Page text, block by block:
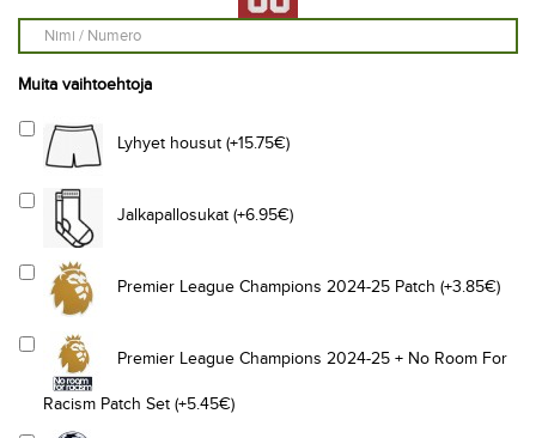
Muita vaihtoehtoja
Lyhyet housut (+15.75€)
Jalkapallosukat (+6.95€)
Premier League Champions 2024-25 Patch (+3.85€)
Premier League Champions 2024-25 + No Room For
Racism Patch Set (+5.45€)